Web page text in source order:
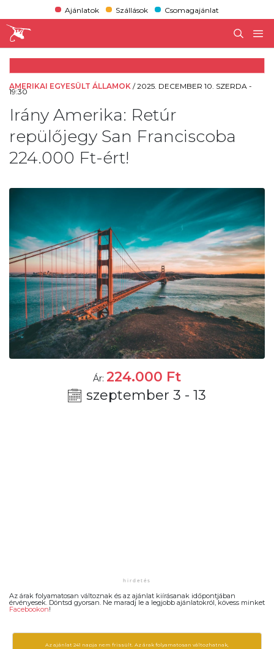
Ajánlatok Szállások Csomagajánlat
AMERIKAI EGYESÜLT ÁLLAMOK /2025. DECEMBER 10. SZERDA -
19:30
Irány Amerika: Retúr
repülőjegy San Franciscoba
224.000 Ft-ért!
Ár: 224.000 Ft
szeptember 3 - 13
Az árak folyamatosan változnak és az ajánlat kiírásanak időpontjában
érvényesek. Döntsd gyorsan. Ne maradj le a legjobb ajánlatokról, kövess minket
Facebookon!
Az ajánlat 241 napja nem frissült. Az árak folyamatosan változhatnak,